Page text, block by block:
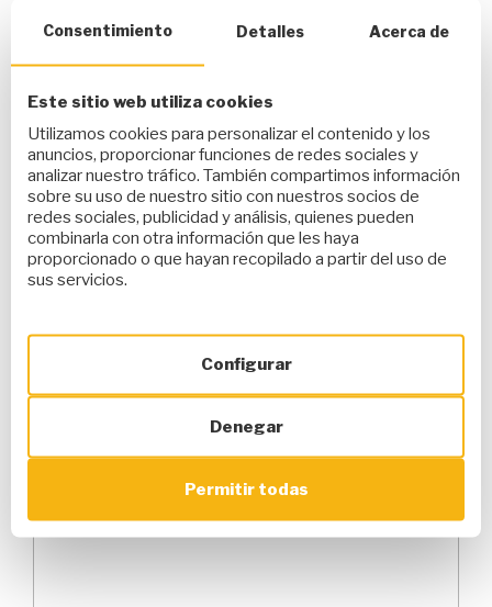
de cerrajería más barato, rápido y económico que vas a
poder encontrar enA Coruñay alrededores. Sea cual sea
tu problema, llámanos a cualquier hora. Resolveremos la
situación de la forma más profesional y efectiva.
Tu dirección de correo electrónico no será publicada.
campos obligatorios están marcados con*
Consentimiento Detalles Acerca de
Este sitio web utiliza cookies
Utilizamos cookies para personalizar el contenido y los
anuncios, proporcionar funciones de redes sociales y
analizar nuestro tráfico. También compartimos información
sobre su uso de nuestro sitio con nuestros socios de
redes sociales, publicidad y análisis, quienes pueden
combinarla con otra información que les haya
proporcionado o que hayan recopilado a partir del uso de
sus servicios.
Configurar
Denegar
Permitir todas